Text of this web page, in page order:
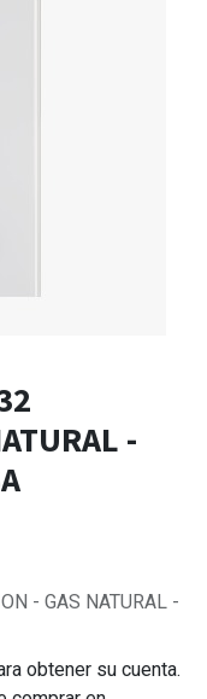
-
- GAS NATURAL -
obtener su cuenta.